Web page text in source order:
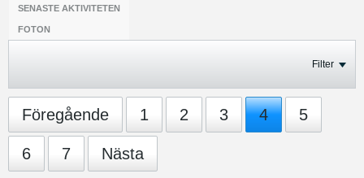
SENASTE AKTIVITETEN
FOTON
Filter
Föregående 1 2 3 4 5
6 7 Nästa